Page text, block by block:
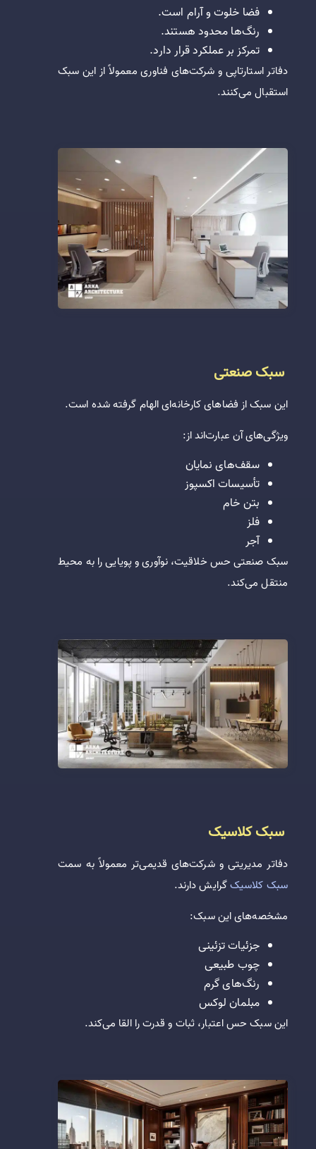
فضا خلوت و آرام است.
رنگ‌ها محدود هستند.
تمرکز بر عملکرد قرار دارد.
دفاتر استارتاپی و شرکت‌های فناوری معمولاً از این سبک
استقبال می‌کنند.
سبک صنعتی
این سبک از فضاهای کارخانه‌ای الهام گرفته شده است.
ویژگی‌های آن عبارت‌اند از:
سقف‌های نمایان
تأسیسات اکسپوز
بتن خام
فلز
آجر
سبک صنعتی حس خلاقیت، نوآوری و پویایی را به محیط
منتقل می‌کند.
سبک کلاسیک
دفاتر مدیریتی و شرکت‌های قدیمی‌تر معمولاً به سمت
سبک کلاسیکگرایش دارند.
مشخصه‌های این سبک:
جزئیات تزئینی
چوب طبیعی
رنگ‌های گرم
مبلمان لوکس
این سبک حس اعتبار، ثبات و قدرت را القا می‌کند.